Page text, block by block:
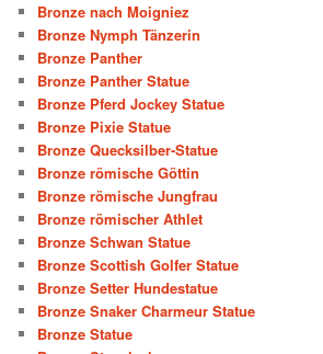
Bronze nach Moigniez
Bronze Nymph Tänzerin
Bronze Panther
Bronze Panther Statue
Bronze Pferd Jockey Statue
Bronze Pixie Statue
Bronze Quecksilber-Statue
Bronze römische Göttin
Bronze römische Jungfrau
Bronze römischer Athlet
Bronze Schwan Statue
Bronze Scottish Golfer Statue
Bronze Setter Hundestatue
Bronze Snaker Charmeur Statue
Bronze Statue